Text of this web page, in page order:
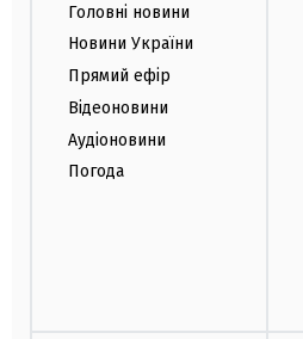
Головні новини
Новини України
Прямий ефір
Відеоновини
Аудіоновини
Погода